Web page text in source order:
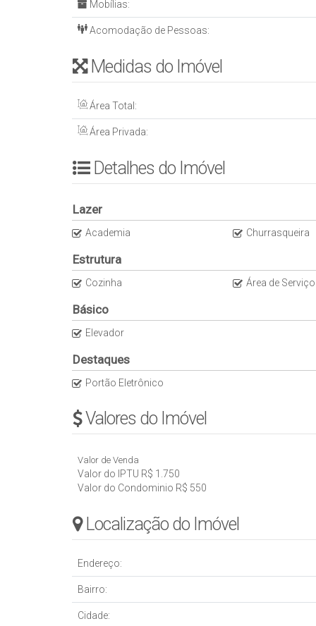
* ⁠Forma de visita: Marcar com antecedência.
VALOR: R$2.050.000,00
* ⁠Estuda proposta
Mobílias:
Acomodação de Pessoas:
Medidas do Imóvel
Área Total:
Área Privada:
Detalhes do Imóvel
Lazer
Academia Churrasqueira
Estrutura
Cozinha Área de Serviço
Básico
Elevador
Destaques
Portão Eletrônico
Valores do Imóvel
Valor de Venda
Valor do IPTU R$ 1.750
Valor do Condominio R$ 550
Localização do Imóvel
Endereço:
Bairro:
Cidade: